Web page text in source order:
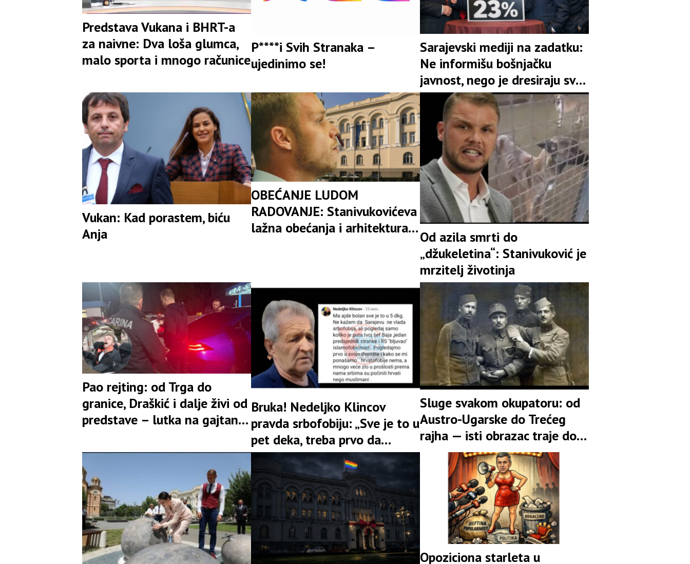
Predstava Vukana i BHRT-a
za naivne: Dva loša glumca,
malo sporta i mnogo računice
P****i Svih Stranaka –
ujedinimo se!
Sarajevski mediji na zadatku:
Ne informišu bošnjačku
javnost, nego je dresiraju sve
dok se jednog dana ne
probude u svojih 23%
Vukan: Kad porastem, biću
Anja
OBEĆANJE LUDOM
RADOVANJE: Stanivukovićeva
lažna obećanja i arhitektura
Od azila smrti do
„džukeletina“: Stanivuković je
mrzitelj životinja
Pao rejting: od Trga do
granice, Draškić i dalje živi od
predstave – lutka na gajtanu
Bruka! Nedeljko Klincov
pravda srbofobiju: „Sve je to u
pet deka, treba prvo da
gledamo u svoje dvorište“(
FOTO, VIDEO)
Sluge svakom okupatoru: od
Austro-Ugarske do Trećeg
rajha — isti obrazac traje do
danas
Opoziciona starleta u